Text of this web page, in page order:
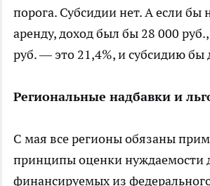
порога. Субсидии нет. А если бы
аренду, доход был бы 28 000
руб. — это 21,4%, и субсидию бы
Региональные надбавки и
С мая все регионы обязаны
принципы оценки нуждаемости
финансируемых из